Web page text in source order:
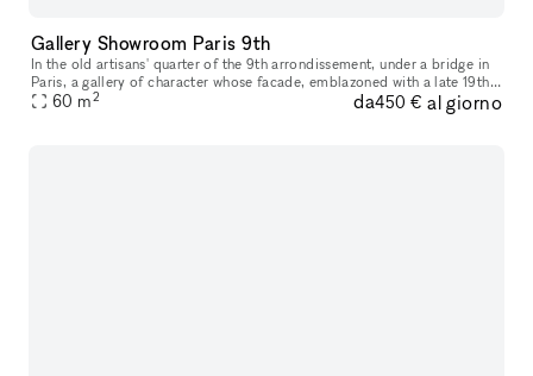
Gallery Showroom Paris 9th
In the old artisans' quarter of the 9th arrondissement, under a bridge in
Paris, a gallery of character whose facade, emblazoned with a late 19th
century wine merchant, has been restored respecting i
60 m2 da450 € al giorno